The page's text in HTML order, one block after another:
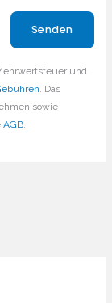
und
. Das
sowie
AGB.